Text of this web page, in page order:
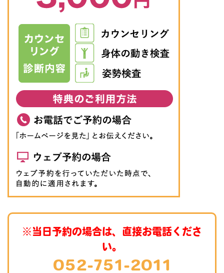
※当日予約の場合は、直接お電話くださ
い。
052-751-2011